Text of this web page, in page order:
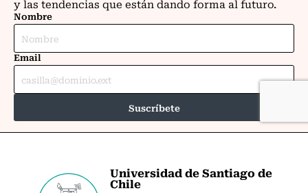
Universidad de Santiago de
Chile